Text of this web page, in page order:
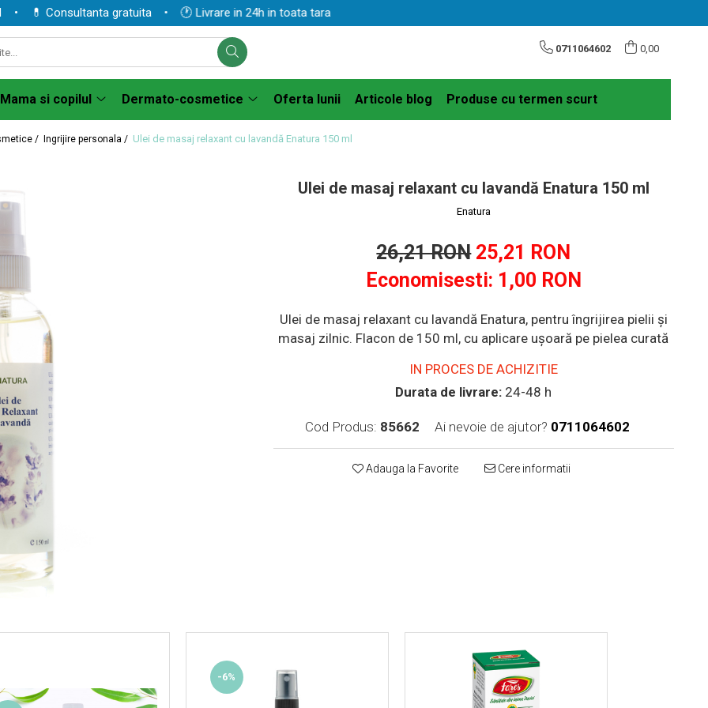
• 💊 Consultanta gratuita • 🕐 Livrare in 24h in toata tara
0711064602 0,00
Mama si copilul Dermato-cosmetice Oferta lunii Articole blog Produse cu termen scurt
/ Ingrijire personala / Ulei de masaj relaxant cu lavandă Enatura 150 ml
Ulei de masaj relaxant cu lavandă Enatura 150 ml
Enatura
26,21 RON 25,21 RON
Economisesti: 1,00 RON
Ulei de masaj relaxant cu lavandă Enatura, pentru îngrijirea pielii și
masaj zilnic. Flacon de 150 ml, cu aplicare ușoară pe pielea curată
IN PROCES DE ACHIZITIE
Durata de livrare: 24-48 h
Cod Produs: 85662 Ai nevoie de ajutor? 0711064602
Adauga la Favorite Cere informatii
-6%